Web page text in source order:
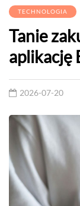
TECHNOLOGIA
Tanie
aplikację
2026-07-20